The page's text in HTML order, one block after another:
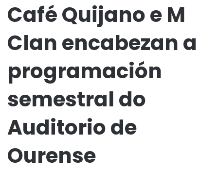
Café Quijano e M
Clan encabezan a
programación
semestral do
Auditorio de
Ourense